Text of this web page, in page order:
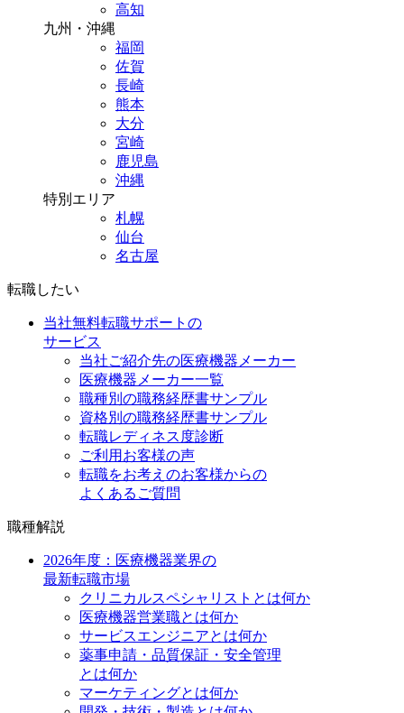
高知
九州・沖縄
福岡
佐賀
長崎
熊本
大分
宮崎
鹿児島
沖縄
特別エリア
札幌
仙台
名古屋
転職したい
当社無料転職サポートの
サービス
当社ご紹介先の医療機器メーカー
医療機器メーカー一覧
職種別の職務経歴書サンプル
資格別の職務経歴書サンプル
転職レディネス度診断
ご利用お客様の声
転職をお考えのお客様からの
よくあるご質問
職種解説
2026年度：医療機器業界の
最新転職市場
クリニカルスペシャリストとは何か
医療機器営業職とは何か
サービスエンジニアとは何か
薬事申請・品質保証・安全管理
とは何か
マーケティングとは何か